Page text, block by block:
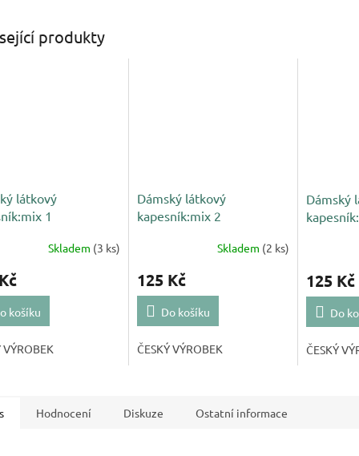
produkty
látkový
1
Skladem (3 ks)
košíku
VÝROBEK
Dámský látkový
kapesník:mix 2
Skladem (2 ks)
125 Kč
Do košíku
ČESKÝ VÝROBEK
Dámský
125 Kč
Do
ČESKÝ
Hodnocení Diskuze Ostatní informace